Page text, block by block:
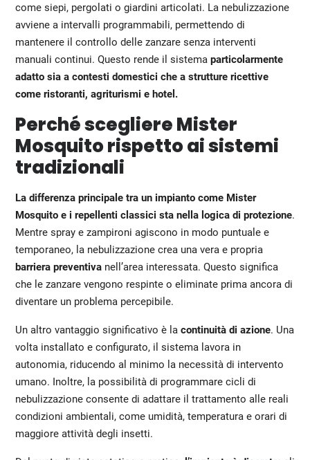
come siepi, pergolati o giardini articolati. La nebulizzazione
avviene a intervalli programmabili, permettendo di
mantenere il controllo delle zanzare senza interventi
manuali continui. Questo rende il sistema particolarmente
adatto sia a contesti domestici che a strutture ricettive
come ristoranti, agriturismi e hotel.
Perché scegliere Mister
Mosquito rispetto ai sistemi
tradizionali
La differenza principale tra un impianto come Mister
Mosquito e i repellenti classici sta nella logica di protezione.
Mentre spray e zampironi agiscono in modo puntuale e
temporaneo, la nebulizzazione crea una vera e propria
barriera preventiva nell’area interessata. Questo significa
che le zanzare vengono respinte o eliminate prima ancora di
diventare un problema percepibile.
Un altro vantaggio significativo è la continuità di azione. Una
volta installato e configurato, il sistema lavora in
autonomia, riducendo al minimo la necessità di intervento
umano. Inoltre, la possibilità di programmare cicli di
nebulizzazione consente di adattare il trattamento alle reali
condizioni ambientali, come umidità, temperatura e orari di
maggiore attività degli insetti.